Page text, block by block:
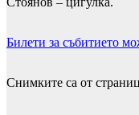
Билети за събитието
Снимките са от